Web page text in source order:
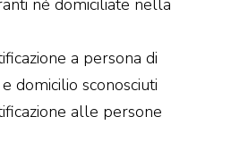
né domiciliate nella
a persona di
domicilio sconosciuti
alle persone